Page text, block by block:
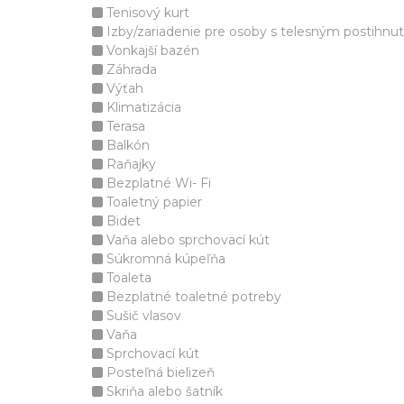
Tenisový kurt
Izby/zariadenie pre osoby s telesným
Vonkajší bazén
Záhrada
Výťah
Klimatizácia
Terasa
Balkón
Raňajky
Bezplatné Wi- Fi
Toaletný papier
Bidet
Vaňa alebo sprchovací kút
Súkromná kúpeľňa
Toaleta
Bezplatné toaletné potreby
Sušič vlasov
Vaňa
Sprchovací kút
Posteľná bielizeň
Skriňa alebo šatník